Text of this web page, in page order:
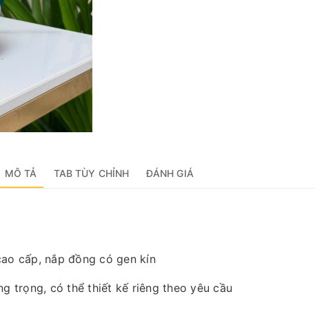
MÔ TẢ TAB TÙY CHỈNH ĐÁNH GIÁ
cấp, nắp đồng có gen kín
trọng, có thể thiết kế riêng theo yêu cầu